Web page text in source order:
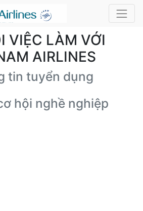
VIỆC LÀM VỚI
AIRLINES
tin tuyển dụng
hội nghề nghiệp